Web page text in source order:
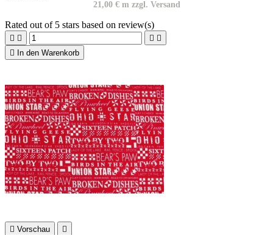
21,00 € m zzgl. Versand
Rated out of 5 stars based on review(s)
   

In den Warenkorb
 Vorschau 